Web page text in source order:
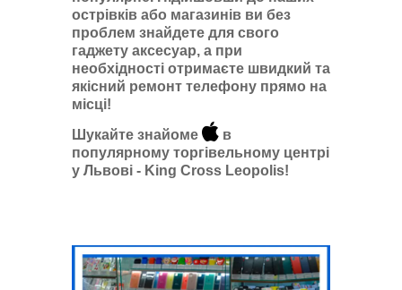
острівків або магазинів ви без
проблем знайдете для свого
гаджету аксесуар, а при
необхідності отримаєте швидкий та
якісний ремонт телефону прямо на
місці!
Шукайте знайоме
в
популярному торгівельному центрі
у Львові - King Cross Leopolis!